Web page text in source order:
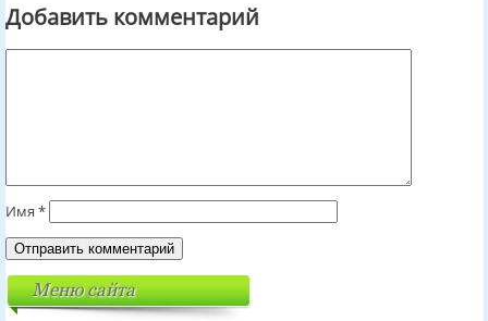
Добавить комментарий
Имя *
Меню сайта